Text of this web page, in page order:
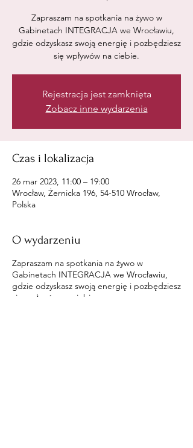
Zapraszam na spotkania na żywo w
Gabinetach INTEGRACJA we Wrocławiu,
gdzie odzyskasz swoją energię i pozbędziesz
się wpływów na ciebie.
Rejestracja jest zamknięta
Zobacz inne wydarzenia
Czas i lokalizacja
26 mar 2023, 11:00 – 19:00
Wrocław, Żernicka 196, 54-510 Wrocław,
Polska
O wydarzeniu
Zapraszam na spotkania na żywo w
Gabinetach INTEGRACJA we Wrocławiu,
gdzie odzyskasz swoją energię i pozbędziesz
się wpływów na ciebie.